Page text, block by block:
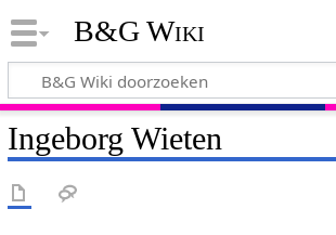
B&G Wiki
Ingeborg Wieten